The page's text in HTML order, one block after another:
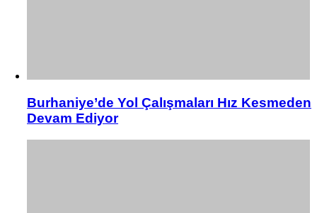
Burhaniye’de Yol Çalışmaları Hız Kesmeden
Devam Ediyor